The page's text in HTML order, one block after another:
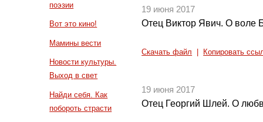
поэзии
Вот это кино!
Мамины вести
Новости культуры.
Выход в свет
Найди себя. Как
побороть страсти
19 июня 2017
Отец Виктор Явич. О воле
Скачать файл Копировать
19 июня 2017
Отец Георгий Шлей. О